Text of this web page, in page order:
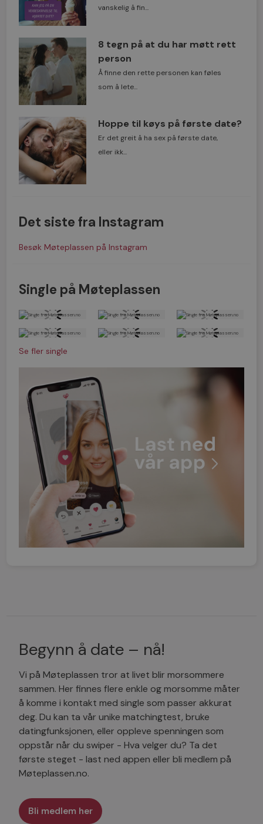
vanskelig å fin...
8 tegn på at du har møtt rett
person
Å finne den rette personen kan føles
som å lete...
Hoppe til køys på første date?
Er det greit å ha sex på første date,
eller ikk...
Det siste fra Instagram
Besøk Møteplassen på Instagram
Single på Møteplassen
Se fler single
Begynn å date – nå!
Vi på Møteplassen tror at livet blir morsommere
sammen. Her finnes flere enkle og morsomme måter
å komme i kontakt med single som passer akkurat
deg. Du kan ta vår unike matchingtest, bruke
datingfunksjonen, eller oppleve spenningen som
oppstår når du swiper - Hva velger du? Ta det
første steget - last ned appen eller bli medlem på
Møteplassen.no.
Bli medlem her